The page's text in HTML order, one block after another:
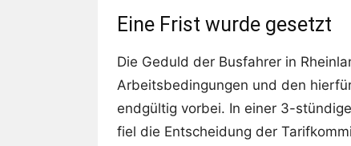
Eine Frist wurde gesetzt
Die Geduld der Busfahrer in
Arbeitsbedingungen und den
endgültig vorbei. In einer 3-
fiel die Entscheidung der